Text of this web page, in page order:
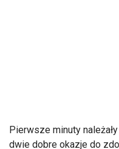
Pierwsze minuty
dwie dobre okazje do